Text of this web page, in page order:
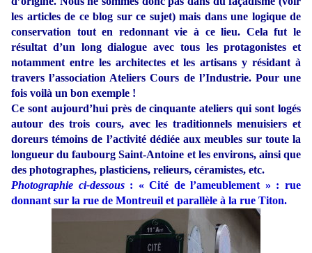
les articles de ce blog sur ce sujet) mais dans une logique de
conservation tout en redonnant vie à ce lieu. Cela fut le
résultat d’un long dialogue avec tous les protagonistes et
notamment entre les architectes et les artisans y résidant à
travers l’association Ateliers Cours de l’Industrie. Pour une
fois voilà un bon exemple !
Ce sont aujourd’hui près de cinquante ateliers qui sont logés
autour des trois cours, avec les traditionnels menuisiers et
doreurs témoins de l’activité dédiée aux meubles sur toute la
longueur du faubourg Saint-Antoine et les environs, ainsi que
des photographes, plasticiens, relieurs, céramistes, etc.
Photographie ci-dessous: « Cité de l’ameublement » : rue
donnant sur la rue de Montreuil et parallèle à la rue Titon.